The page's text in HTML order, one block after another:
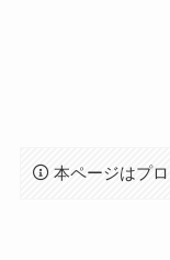
本ページはプ